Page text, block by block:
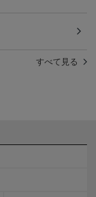
すべて見る